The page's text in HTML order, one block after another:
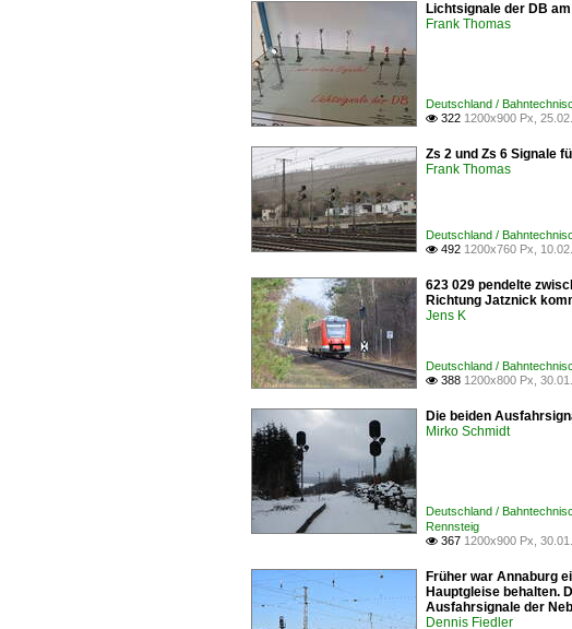
Lichtsignale der DB
Frank Thomas
Deutschland /
 322 1200x900 Px,
Zs 2 und Zs 6 Signale
Frank Thomas
Deutschland /
 492 1200x760 Px,
623 029 pendelte
Richtung Jatznick
Jens K
Deutschland /
 388 1200x800 Px,
Die beiden
Mirko Schmidt
Deutschland /
Rennsteig
 367 1200x900 Px,
Früher war Annaburg
Hauptgleise behalten.
Ausfahrsignale der
Dennis Fiedler